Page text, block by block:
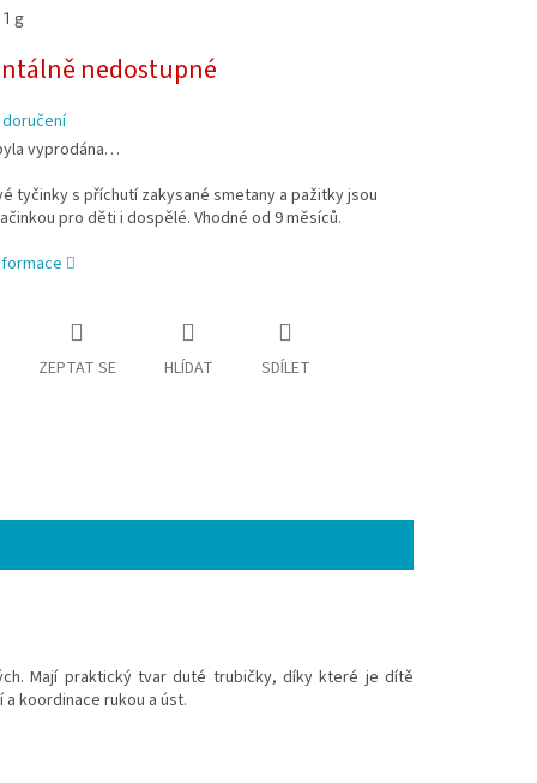
g
nedostupné
vyprodána…
tyčinky s příchutí zakysané smetany a pažitky jsou
pro děti i dospělé. Vhodné od 9 měsíců.
ZEPTAT SE HLÍDAT SDÍLET
Mají praktický tvar duté trubičky, díky které je dítě
koordinace rukou a úst.